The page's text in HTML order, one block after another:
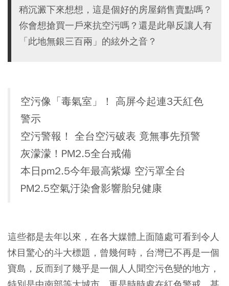
稍沉澱下來想想，這是個好的房屋銷售賣點嗎？
你會想搶買一戶來抗空污嗎？還是此舉反讓人有
「此地無銀三百兩」的絃外之音？
空污像「毒氣室」！ 高屏今起連3天紅色
警示
空污警報！ 全台空污破表 竟無事先預警
灰濛濛！PM2.5全台戒備
本日pm2.5今年最高紫爆 空污罩全台
PM2.5空氣汙染會影響胎兒健康
這些都是去年以來，在各大媒體上面隨處可看到令人
怵目驚心的斗大標題，曾幾何時，台灣已不再是一個
寶島，反而到了幾乎是一個人人聞空污色變的地方，